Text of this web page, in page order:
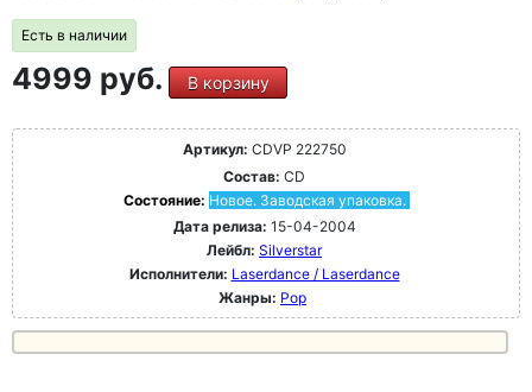
Есть в наличии
4999 руб. В корзину
Артикул: CDVP 222750
Состав: CD
Состояние: Новое. Заводская упаковка.
Дата релиза: 15-04-2004
Лейбл: Silverstar
Исполнители: Laserdance / Laserdance
Жанры: Pop